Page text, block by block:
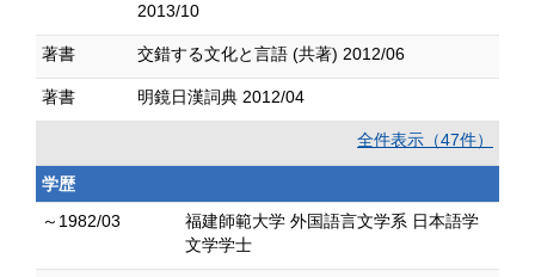
2013/10
著書 交錯する文化と言語 (共著) 2012/06
著書 明鏡日漢詞典 2012/04
全件表示（47件）
学歴
～1982/03
福建師範大学 外国語言文学系 日本語学
文学学士